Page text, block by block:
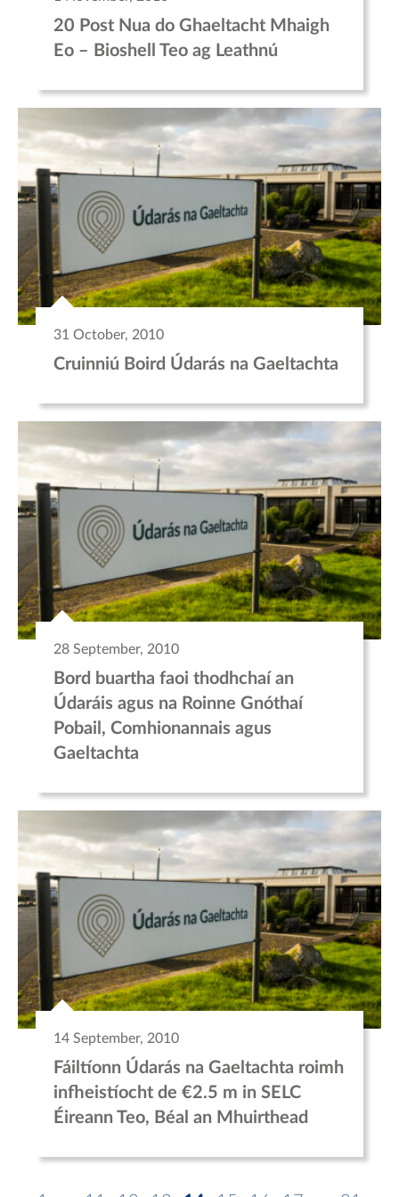
20 Post Nua do Ghaeltacht Mhaigh
Eo – Bioshell Teo ag Leathnú
31 October, 2010
Cruinniú Boird Údarás na Gaeltachta
28 September, 2010
Bord buartha faoi thodhchaí an
Údaráis agus na Roinne Gnóthaí
Pobail, Comhionannais agus
Gaeltachta
14 September, 2010
Fáiltíonn Údarás na Gaeltachta roimh
infheistíocht de €2.5 m in SELC
Éireann Teo, Béal an Mhuirthead